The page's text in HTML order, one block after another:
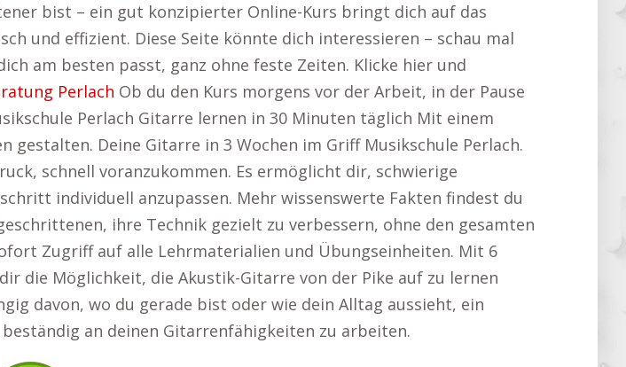
bist – ein gut konzipierter Online-Kurs bringt dich auf das
und effizient. Diese Seite könnte dich interessieren – schau mal
am besten passt, ganz ohne feste Zeiten. Klicke hier und
Perlach Ob du den Kurs morgens vor der Arbeit, in der Pause
Perlach Gitarre lernen in 30 Minuten täglich Mit einem
gestalten. Deine Gitarre in 3 Wochen im Griff Musikschule Perlach.
schnell voranzukommen. Es ermöglicht dir, schwierige
individuell anzupassen. Mehr wissenswerte Fakten findest du
ihre Technik gezielt zu verbessern, ohne den gesamten
Zugriff auf alle Lehrmaterialien und Übungseinheiten. Mit 6
die Möglichkeit, die Akustik-Gitarre von der Pike auf zu lernen
davon, wo du gerade bist oder wie dein Alltag aussieht, ein
an deinen Gitarrenfähigkeiten zu arbeiten.